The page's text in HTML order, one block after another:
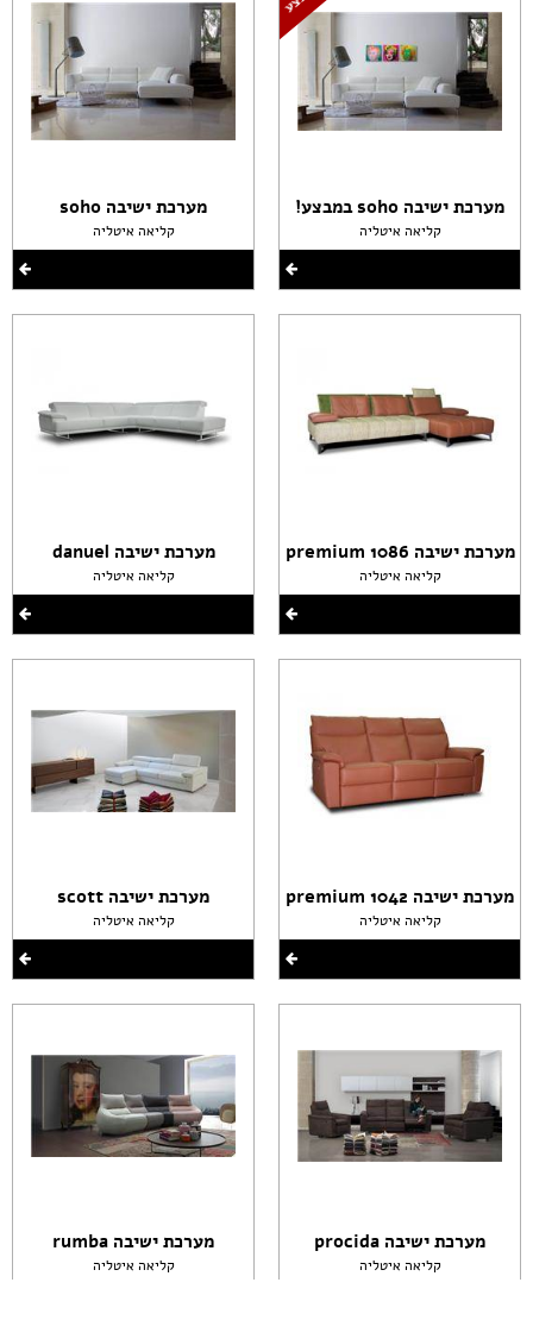
מערכת ישיבה soho במבצע!
קליאה איטליה
מערכת ישיבה premium 1086
קליאה איטליה
מערכת ישיבה premium 1042
קליאה איטליה
מערכת ישיבה procida
קליאה איטליה
מערכת ישיבה soho
קליאה איטליה
מערכת ישיבה danuel
קליאה איטליה
מערכת ישיבה scott
קליאה איטליה
מערכת ישיבה rumba
קליאה איטליה